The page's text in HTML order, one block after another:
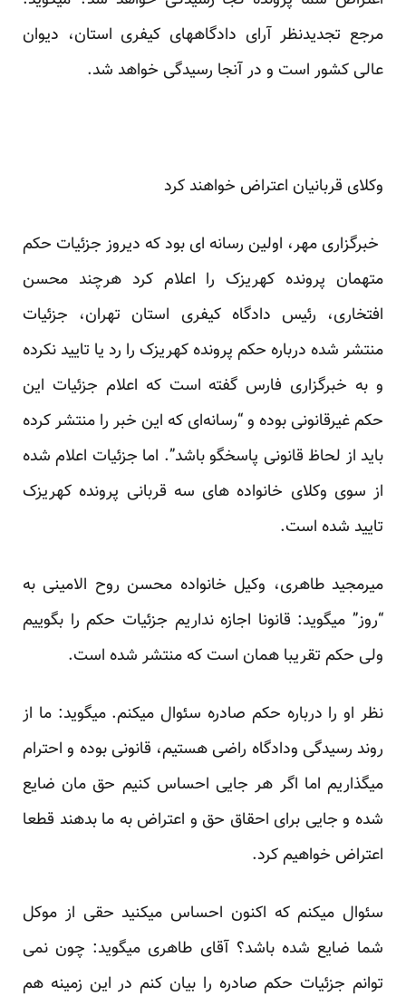
مرجع تجدیدنظر آرای دادگاههای کیفری استان، دیوان
عالی کشور است و در آنجا رسیدگی خواهد شد.
وکلای قربانیان اعتراض خواهند کرد
خبرگزاری مهر، اولین رسانه ای بود که دیروز جزئیات حکم
متهمان پرونده کهریزک را اعلام کرد هرچند محسن
افتخاری، رئیس دادگاه کیفری استان تهران، جزئیات
منتشر شده درباره حکم پرونده کهریزک را رد یا تایید نکرده
و به خبرگزاری فارس گفته است که اعلام جزئیات این
حکم غیرقانونی بوده و “رسانه‌ای که این خبر را منتشر کرده
باید از لحاظ قانونی پاسخگو باشد”. اما جزئیات اعلام شده
از سوی وکلای خانواده های سه قربانی پرونده کهریزک
تایید شده است.
میرمجید طاهری، وکیل خانواده محسن روح الامینی به
“روز” میگوید: قانونا اجازه نداریم جزئیات حکم را بگوییم
ولی حکم تقریبا همان است که منتشر شده است.
نظر او را درباره حکم صادره سئوال میکنم. میگوید: ما از
روند رسیدگی ودادگاه راضی هستیم، قانونی بوده و احترام
میگذاریم اما اگر هر جایی احساس کنیم حق مان ضایع
شده و جایی برای احقاق حق و اعتراض به ما بدهند قطعا
اعتراض خواهیم کرد.
سئوال میکنم که اکنون احساس میکنید حقی از موکل
شما ضایع شده باشد؟ آقای طاهری میگوید: چون نمی
توانم جزئیات حکم صادره را بیان کنم در این زمینه هم